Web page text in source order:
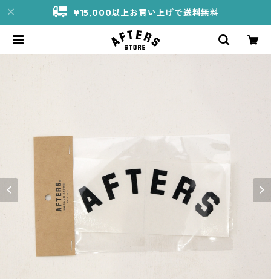
¥15,000以上お買い上げで送料無料